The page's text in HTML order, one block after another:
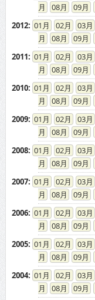
08
09
2012: 01 02 03
08
09
2011: 01 02 03
08
09
2010: 01 02 03
08
09
2009: 01 02 03
08
09
2008: 01 02 03
08
09
2007: 01 02 03
08
09
2006: 01 02 03
08
09
2005: 01 02 03
08
09
2004: 01 02 03
08
09